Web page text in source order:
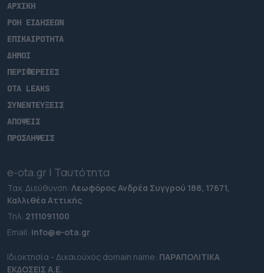
ΑΡΧΙΚΗ
ΡΟΗ ΕΙΔΗΣΕΩΝ
ΕΠΙΚΑΙΡΟΤΗΤΑ
ΔΗΜΟΙ
ΠΕΡΙΦΕΡΕΙΕΣ
OTA LEAKS
ΣΥΝΕΝΤΕΥΞΕΙΣ
ΑΠΟΨΕΙΣ
ΠΡΟΣΛΗΨΕΙΣ
e-ota.gr | Ταυτότητα
Ταχ. Διεύθυνση: Λεωφόρος Ανδρέα Συγγρού 188, 17671,
Καλλιθέα Αττικής
Τηλ: 2111091100
Εmail: info@e-ota.gr
Ιδιοκτησία - Δικαιούχος domain name: ΠΑΡΑΠΟΛΙΤΙΚΑ
ΕΚΔΟΣΕΙΣ A.E.